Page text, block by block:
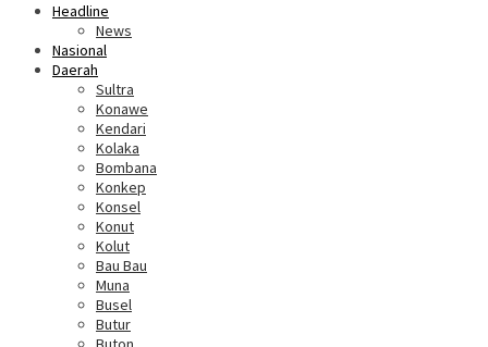
Headline
News
Nasional
Daerah
Sultra
Konawe
Kendari
Kolaka
Bombana
Konkep
Konsel
Konut
Kolut
Bau Bau
Muna
Busel
Butur